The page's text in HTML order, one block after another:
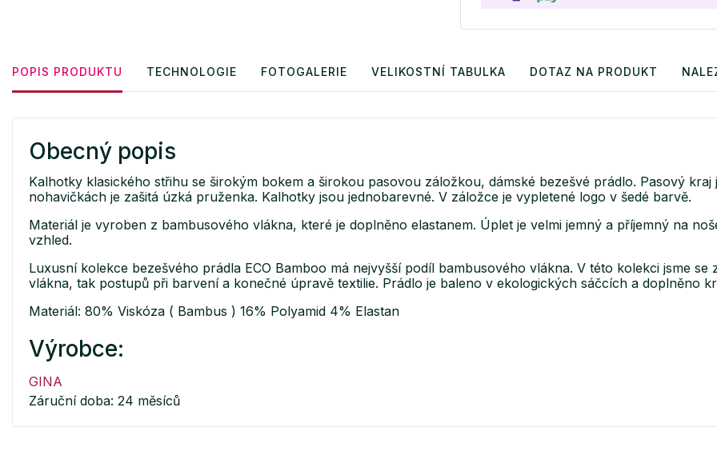
POPIS PRODUKTU TECHNOLOGIE FOTOGALERIE VELIKOSTNÍ TABULKA DOTAZ NA PRODUKT
Obecný popis
Kalhotky klasického střihu se širokým bokem a širokou pasovou záložkou, dámské bezešvé prádlo. Pasový
nohavičkách je zašitá úzká pruženka. Kalhotky jsou jednobarevné. V záložce je vypletené logo v šedé barvě.
Materiál je vyroben z bambusového vlákna, které je doplněno elastanem. Úplet je velmi jemný a příjemný na
vzhled.
Luxusní kolekce bezešvého prádla ECO Bamboo má nejvyšší podíl bambusového vlákna. V této kolekci jsme
vlákna, tak postupů při barvení a konečné úpravě textilie. Prádlo je baleno v ekologických sáčcích a doplněno
Materiál: 80% Viskóza ( Bambus ) 16% Polyamid 4% Elastan
Výrobce:
GINA
Záruční doba: 24 měsíců